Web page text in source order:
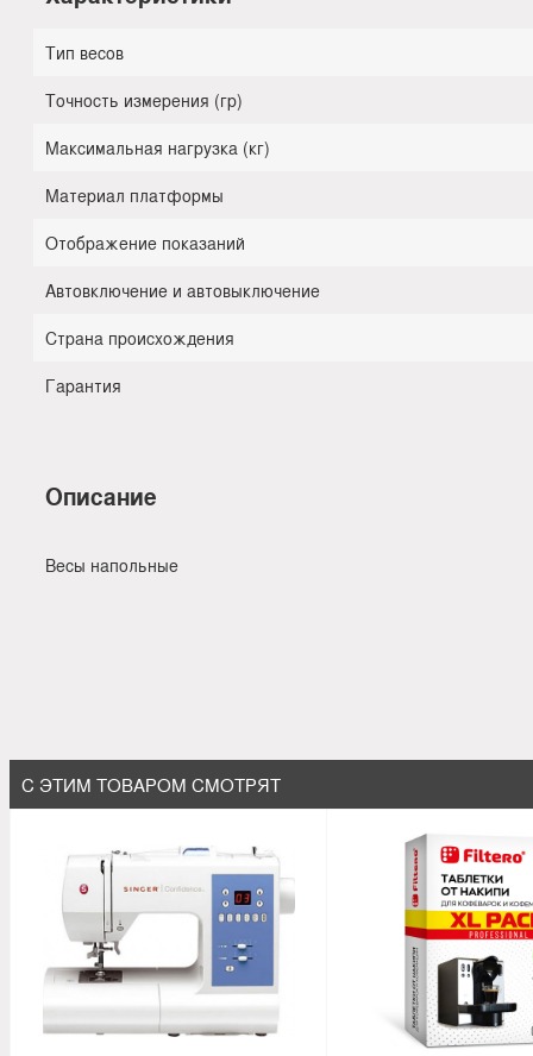
Тип весов
Точность измерения (гр)
Максимальная нагрузка (кг)
Материал платформы
Отображение показаний
Автовключение и автовыключение
Страна происхождения
Гарантия
Описание
Весы напольные
С ЭТИМ ТОВАРОМ СМОТРЯТ